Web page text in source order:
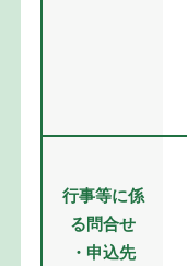
行事等に係
る問合せ
・申込先